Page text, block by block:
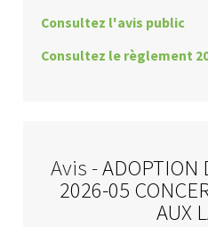
Consultez l'avis public
Consultez le règlement
Avis -ADOPTION
2026-05
AUX